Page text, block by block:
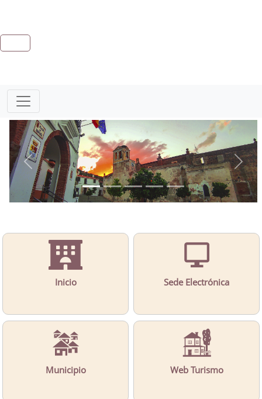
Inicio Sede Electrónica
Municipio Web Turismo